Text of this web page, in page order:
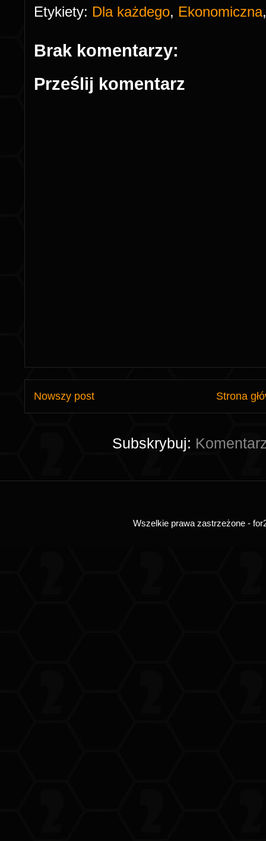
Etykiety: Dla każdego, Ekonomiczna
Brak komentarzy:
Prześlij komentarz
Nowszy post Strona
Subskrybuj:
Wszelkie prawa zastrzeżone -